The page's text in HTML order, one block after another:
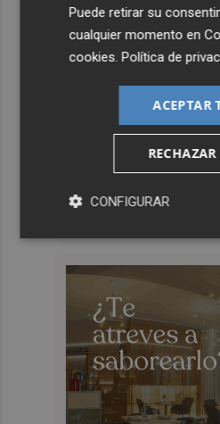
Puede retirar su
cualquier momento en
cookies.Política de
ACEPTAR
CONFIGURAR